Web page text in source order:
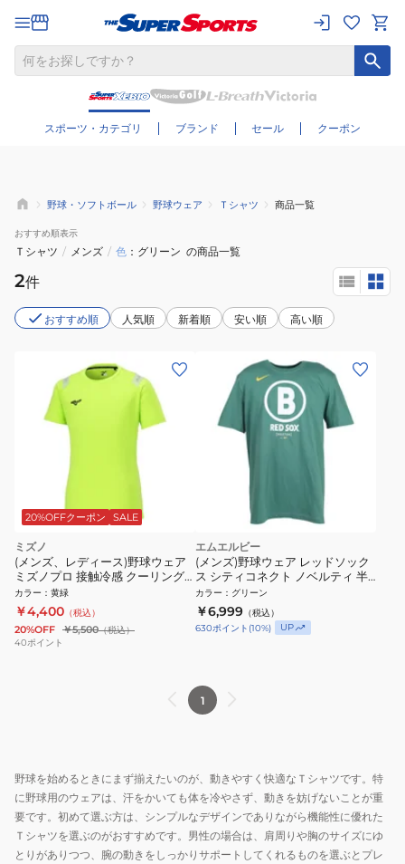
スポーツ・カテゴリ ブランド セール クーポン
さらに絞り込む
野球・ソフトボール 野球ウェア Ｔシャツ 商品一覧
おすすめ順表示
Ｔシャツ / メンズ / 色 グリーン の商品一覧
2件
おすすめ順 人気順 新着順 安い順 高い順
20%OFFクーポン SALE
ミズノ
(メンズ、レディース)野球ウェア
ミズノプロ 接触冷感 クーリングT
シャツ 12JACT8340
カラー ： 黄緑
￥4,400 （税込）
20%OFF ￥5,500（税込）
40ポイント
エムエルビー
(メンズ)野球ウェア レッドソック
ス シティコネクト ノベルティ 半
袖Tシャツ N199-3CC-BQ-SCA
カラー ： グリーン
￥6,999 （税込）
630ポイント (10%) UP
1
野球を始めるときにまず揃えたいのが、動きやすく快適なＴシャツです。特
に野球用のウェアは、汗をかいても体を冷やさず、動きを妨げないことが重
要です。初めて選ぶ方は、シンプルなデザインでありながら機能性に優れた
Ｔシャツを選ぶのがおすすめです。男性の場合は、肩周りや胸のサイズにゆ
とりがありつつ、腕の動きをしっかりサポートしてくれるものを選ぶとプレ